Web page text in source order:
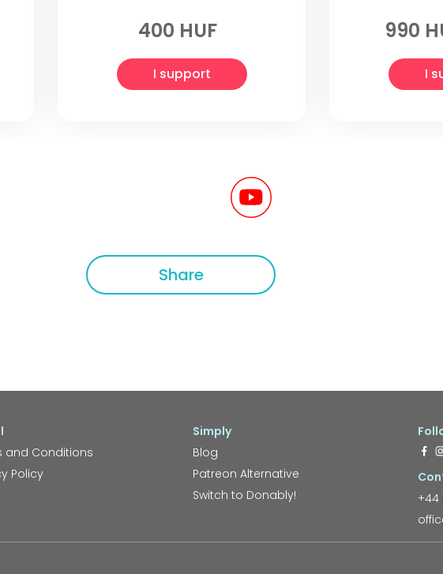
400 HUF
I support
990
I
Share
and Conditions
Policy
Simply
Blog
Patreon Alternative
Switch to Donably!
+44